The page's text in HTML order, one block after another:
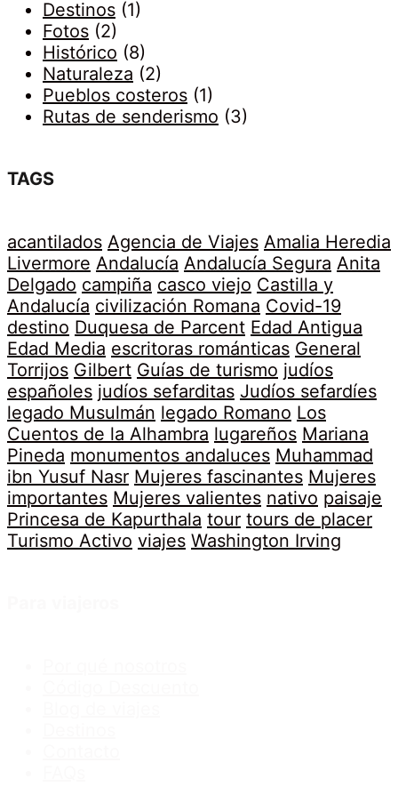
Destinos (1)
Fotos (2)
Histórico (8)
Naturaleza (2)
Pueblos costeros (1)
Rutas de senderismo (3)
TAGS
acantilados Agencia de Viajes Amalia Heredia
Livermore Andalucía Andalucía Segura Anita
Delgado campiña casco viejo Castilla y
Andalucía civilización Romana Covid-19
destino Duquesa de Parcent Edad Antigua
Edad Media escritoras románticas General
Torrijos Gilbert Guías de turismo judíos
españoles judíos sefarditas Judíos sefardíes
legado Musulmán legado Romano Los
Cuentos de la Alhambra lugareños Mariana
Pineda monumentos andaluces Muhammad
ibn Yusuf Nasr Mujeres fascinantes Mujeres
importantes Mujeres valientes nativo paisaje
Princesa de Kapurthala tour tours de placer
Turismo Activo viajes Washington Irving